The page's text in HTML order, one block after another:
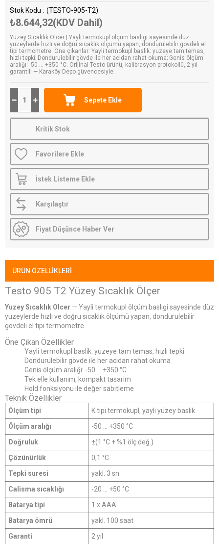
Stok Kodu (TESTO-905-T2)
₺8.644,32(KDV Dahil)
Yuzey Sıcaklık Olcer | Yayli termokupl ölçüm baslıgi sayesinde düz
yuzeylerde hızlı ve doğru sıcaklık ölçümü yapan, dondurulebilir gövdeli el
tipi termometre. Öne çıkanlar: Yayli termokupl baslik: yuzeye tam temas,
hızlı tepki; Dondurulebilir gövde ile her acidan rahat okuma; Genis ölçüm
aralığı: -50 ... +350 °C. Orijinal Testo ürünü, kalibrasyon protokollü, 2 yıl
garantili — Karaköy Depo güvencesiyle.
Kritik Stok
Favorilere Ekle
İstek Listeme Ekle
Karşılaştır
Fiyat Düşünce Haber Ver
ÜRÜN ÖZELLIKLERI
Testo 905 T2 Yüzey Sıcaklık Ölçer
Yuzey Sıcaklık Olcer — Yayli termokupl ölçüm baslıgi sayesinde düz
yuzeylerde hızlı ve doğru sıcaklık ölçümü yapan, dondurulebilir
gövdeli el tipi termometre.
Öne Çıkan Özellikler
Yayli termokupl baslik: yuzeye tam temas, hızlı tepki
Dondurulebilir gövde ile her acidan rahat okuma
Genis ölçüm aralığı: -50 ... +350 °C
Tek elle kullanım, kompakt tasarim
Hold fonksiyonu ile değer sabitleme
Teknik Özellikler
Ölçüm tipi
K tipi termokupl, yayli yüzey baslik
Ölçüm aralığı
-50 ... +350 °C
Doğruluk
±(1 °C + %1 ölç.değ.)
Çözünürlük
0,1 °C
Tepki suresi
yakl. 3 sn
Calisma sıcaklığı
-20 ... +50 °C
Batarya tipi
1 x AAA
Batarya ömrü
yakl. 100 saat
Garanti
2 yıl